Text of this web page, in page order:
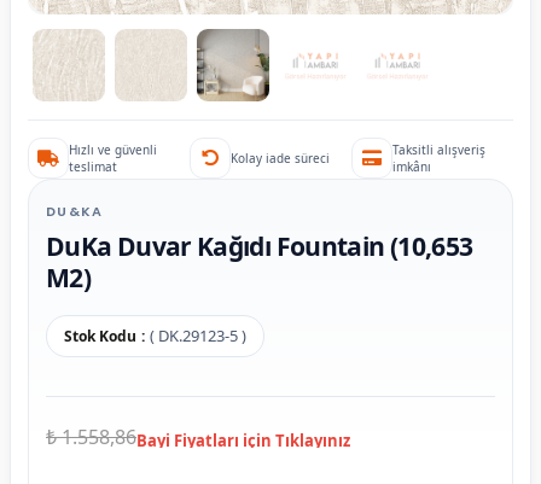
Hızlı ve güvenli
teslimat
Kolay iade süreci
Taksitli alışveriş
imkânı
DU&KA
DuKa Duvar Kağıdı Fountain (10,653
M2)
Stok Kodu ( DK.29123-5 )
₺ 1.558,86